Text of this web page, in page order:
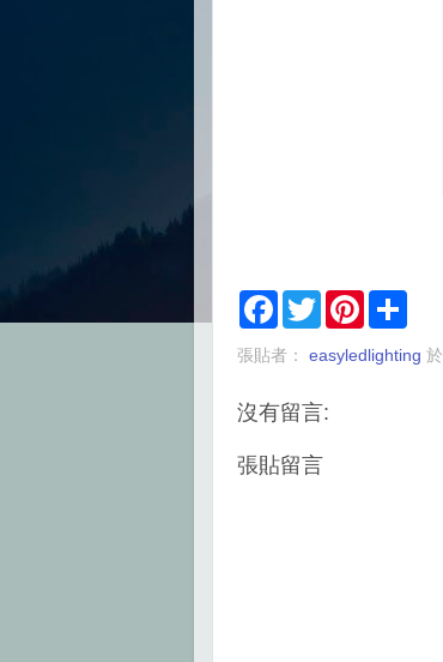
F
e
o
T
w
t
r
P
t
r
張貼者： easyledlighting 於
沒有留言:
張貼留言